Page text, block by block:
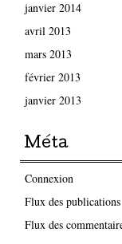
janvier 2014
avril 2013
mars 2013
février 2013
janvier 2013
Méta
Connexion
Flux des publications
Flux des